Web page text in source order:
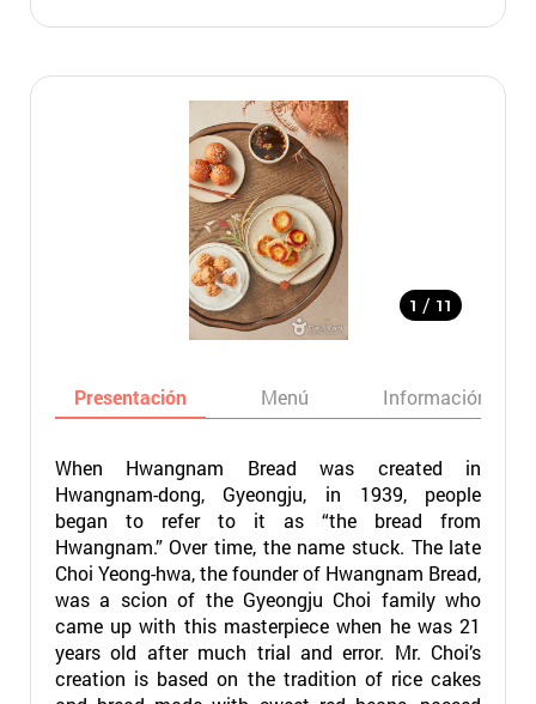
1 / 11
Presentación Menú Información
When Hwangnam Bread was created in
Hwangnam-dong, Gyeongju, in 1939, people
began to refer to it as “the bread from
Hwangnam.” Over time, the name stuck. The late
Choi Yeong-hwa, the founder of Hwangnam Bread,
was a scion of the Gyeongju Choi family who
came up with this masterpiece when he was 21
years old after much trial and error. Mr. Choi’s
creation is based on the tradition of rice cakes